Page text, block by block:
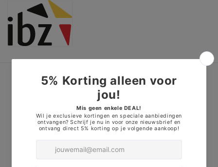
Informatie
Datenschutzrichtlinie
Versandbedingungen
Geschäftsbedingungen